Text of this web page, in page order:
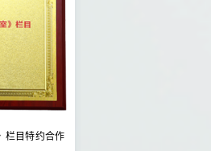
栏目特约合作